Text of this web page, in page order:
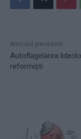
Articolul precedent
Autoflagelarea
reformiști